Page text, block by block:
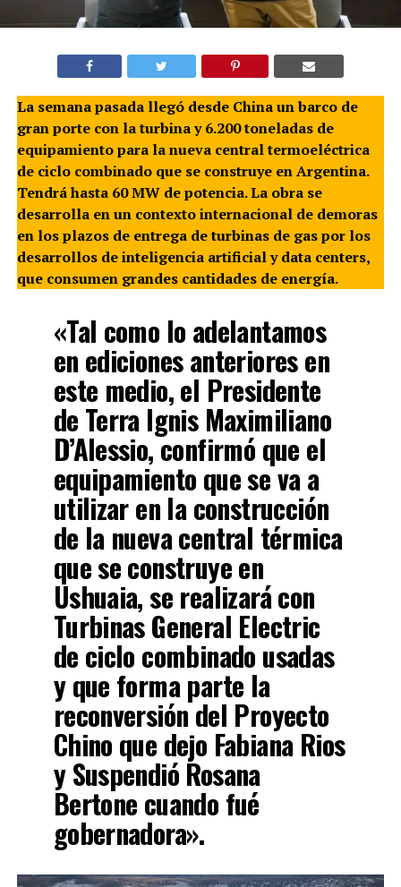
La semana pasada llegó desde China un barco de
gran porte con la turbina y 6.200 toneladas de
equipamiento para la nueva central termoeléctrica
de ciclo combinado que se construye en Argentina.
Tendrá hasta 60 MW de potencia. La obra se
desarrolla en un contexto internacional de demoras
en los plazos de entrega de turbinas de gas por los
desarrollos de inteligencia artificial y data centers,
que consumen grandes cantidades de energía.
«Tal como lo adelantamos
en ediciones anteriores en
este medio, el Presidente
de Terra Ignis Maximiliano
D’Alessio, confirmó que el
equipamiento que se va a
utilizar en la construcción
de la nueva central térmica
que se construye en
Ushuaia, se realizará con
Turbinas General Electric
de ciclo combinado usadas
y que forma parte la
reconversión del Proyecto
Chino que dejo Fabiana Rios
y Suspendió Rosana
Bertone cuando fué
gobernadora».